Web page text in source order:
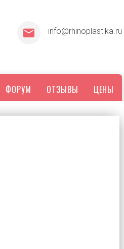
info@rhinoplastika.ru
ФОРУМ ОТЗЫВЫ ЦЕНЫ